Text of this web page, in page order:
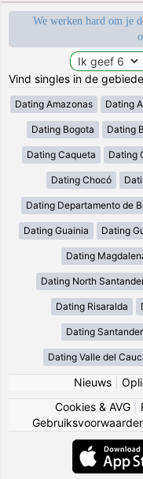
We werken hard om je
Vind singles in de
Dating Amazonas Dating
Dating Bogota Dating
Dating Caqueta Dating
Dating Chocó
Dating Departamento de
Dating Guainia Dating
Dating
Dating North
Dating Risaralda
Dating Santander
Dating Valle del
Nieuws|
Cookies & AVG